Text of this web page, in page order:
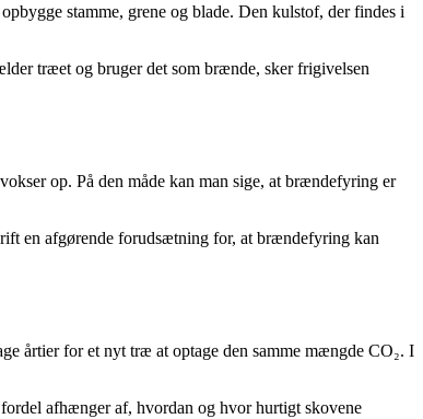
stamme, grene og blade. Den kulstof, der findes i
træet og bruger det som brænde, sker frigivelsen
op. På den måde kan man sige, at brændefyring er
en afgørende forudsætning for, at brændefyring kan
årtier for et nyt træ at optage den samme mængde CO₂. I
afhænger af, hvordan og hvor hurtigt skovene